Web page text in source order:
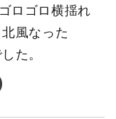
ロゴロ横揺れ
風なった
た。